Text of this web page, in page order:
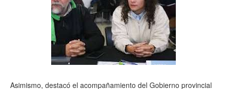
Asimismo, destacó el acompañamiento del Gobierno provincial